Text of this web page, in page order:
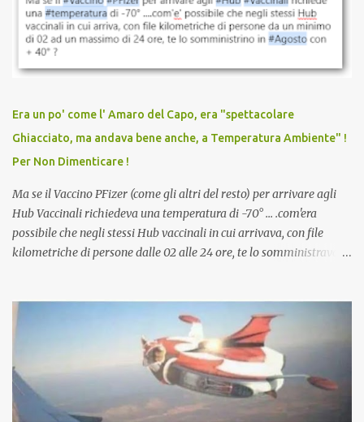
sconti, incentivi per vaccinarsi. Non avevamo mai visto
discriminazioni per coloro che non l’hanno fatto. Se non sei stato
vaccinato, nessuno aveva prima cercato di farti sentire una
persona cattiva. Non avevamo mai visto un vaccino che minacci le
vaccino usato per minacciare i mezzi di sussistenza, il lavoro o la
scuola. Non avevamo mai visto un vaccino che permettesse a un
dodicenne di ignorare il consenso dei genitori. Dopo tutti i vaccini
che abbiamo elencato sopra...
Era un po' come l' Amaro del Capo, era "spettacolare
Ghiacciato, ma andava bene anche, a Temperatura Ambiente" !
Per Non Dimenticare !
Ma se il Vaccino PFizer (come gli altri del resto) per arrivare agli
Hub Vaccinali richiedeva una temperatura di -70° ... .com'era
possibile che negli stessi Hub vaccinali in cui arrivava, con file
kilometriche di persone dalle 02 alle 24 ore, te lo somministravano
Vaccino come: l' Amaro del Capo, era "spettacolare Ghiacciato, ma
andava bene anche, a Temperatura Ambiente"! Riproponiamo
l'articolo per NON Dimenticare!